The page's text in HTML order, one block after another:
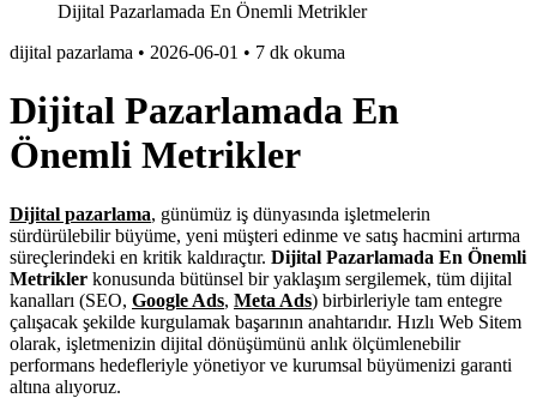
Dijital Pazarlamada En Önemli Metrikler
dijital pazarlama • 2026-06-01 • 7 dk okuma
Dijital Pazarlamada En
Önemli Metrikler
Dijital pazarlama, günümüz iş dünyasında işletmelerin
sürdürülebilir büyüme, yeni müşteri edinme ve satış hacmini artırma
süreçlerindeki en kritik kaldıraçtır. Dijital Pazarlamada En Önemli
Metrikler konusunda bütünsel bir yaklaşım sergilemek, tüm dijital
kanalları (SEO, Google Ads, Meta Ads) birbirleriyle tam entegre
çalışacak şekilde kurgulamak başarının anahtarıdır. Hızlı Web Sitem
olarak, işletmenizin dijital dönüşümünü anlık ölçümlenebilir
performans hedefleriyle yönetiyor ve kurumsal büyümenizi garanti
altına alıyoruz.